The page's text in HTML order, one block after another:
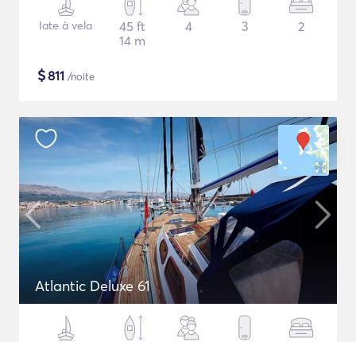
Iate à vela
45 ft
14 m
4 3 2
$811 /noite
Atlantic Deluxe 61